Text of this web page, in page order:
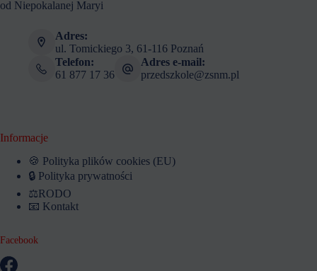
od Niepokalanej Maryi
Adres:
ul. Tomickiego 3, 61-116 Poznań
Telefon:
61 877 17 36
Adres e-mail:
przedszkole@zsnm.pl
Informacje
🍪 Polityka plików cookies (EU)
🔒 Polityka prywatności
⚖️RODO
📧 Kontakt
Facebook